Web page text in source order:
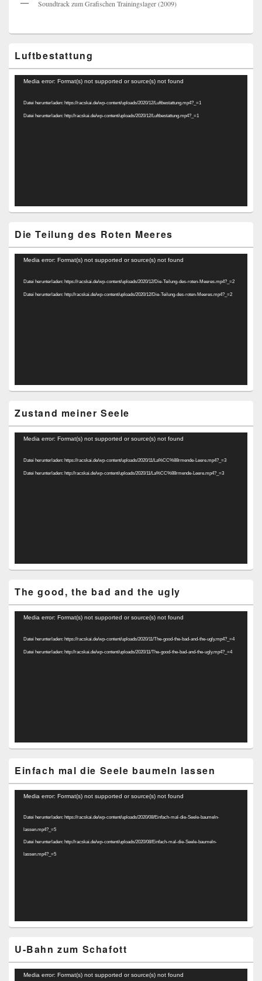
Soundtrack zum Grafischen Trainingslager (2009)
Luftbestattung
Video-
Media error: Format(s) not supported or source(s) not found
Datei herunterladen: https://racskai.de/wp-content/uploads/2020/12/Luftbestattung.mp4?_=1
Datei herunterladen: http://racskai.de/wp-content/uploads/2020/12/Luftbestattung.mp4?_=1
Die Teilung des Roten Meeres
Video-
Media error: Format(s) not supported or source(s) not found
Datei herunterladen: https://racskai.de/wp-content/uploads/2020/12/Die-Teilung-des-roten-Meeres.mp4?_=2
Datei herunterladen: http://racskai.de/wp-content/uploads/2020/12/Die-Teilung-des-roten-Meeres.mp4?_=2
Zustand meiner Seele
Video-
Media error: Format(s) not supported or source(s) not found
Datei herunterladen: https://racskai.de/wp-content/uploads/2020/11/La%CC%88rmende-Leere.mp4?_=3
Datei herunterladen: http://racskai.de/wp-content/uploads/2020/11/La%CC%88rmende-Leere.mp4?_=3
The good, the bad and the ugly
Video-
Media error: Format(s) not supported or source(s) not found
Datei herunterladen: https://racskai.de/wp-content/uploads/2020/11/The-good-the-bad-and-the-ugly.mp4?_=4
Datei herunterladen: http://racskai.de/wp-content/uploads/2020/11/The-good-the-bad-and-the-ugly.mp4?_=4
Einfach mal die Seele baumeln lassen
Video-
Media error: Format(s) not supported or source(s) not found
Datei herunterladen: https://racskai.de/wp-content/uploads/2020/08/Einfach-mal-die-Seele-baumeln-
lassen.mp4?_=5
Datei herunterladen: http://racskai.de/wp-content/uploads/2020/08/Einfach-mal-die-Seele-baumeln-
lassen.mp4?_=5
U-Bahn zum Schafott
Video-
Media error: Format(s) not supported or source(s) not found